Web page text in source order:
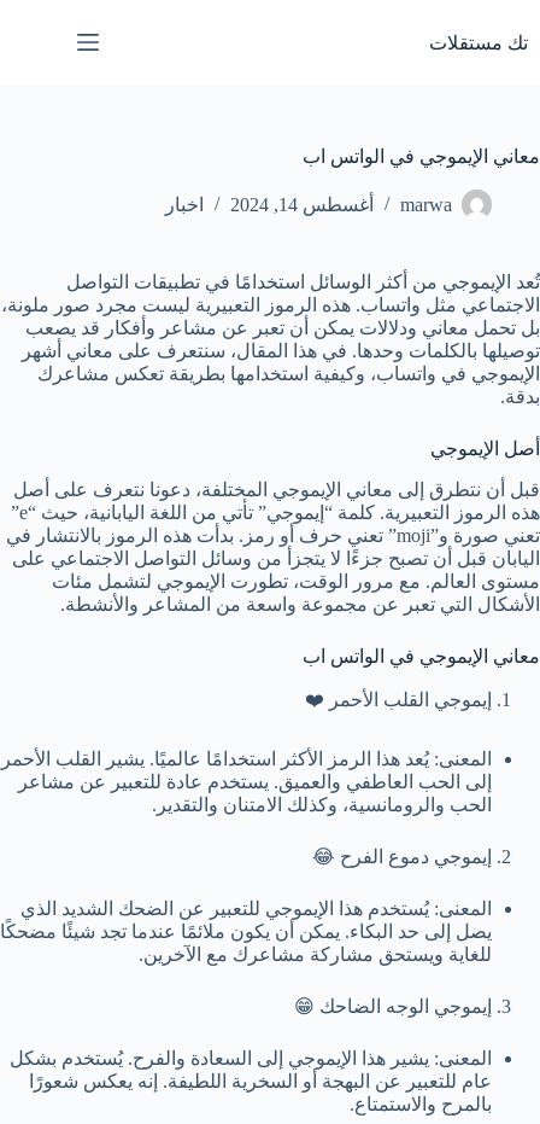
إلى
المحتوى
تك مستقلات
معاني الإيموجي في الواتس اب
marwa أغسطس 14, 2024 اخبار
تُعد الإيموجي من أكثر الوسائل استخدامًا في تطبيقات التواصل
الاجتماعي مثل واتساب. هذه الرموز التعبيرية ليست مجرد صور ملونة،
بل تحمل معاني ودلالات يمكن أن تعبر عن مشاعر وأفكار قد يصعب
توصيلها بالكلمات وحدها. في هذا المقال، سنتعرف على معاني أشهر
الإيموجي في واتساب، وكيفية استخدامها بطريقة تعكس مشاعرك
بدقة.
أصل الإيموجي
قبل أن نتطرق إلى معاني الإيموجي المختلفة، دعونا نتعرف على أصل
هذه الرموز التعبيرية. كلمة “إيموجي” تأتي من اللغة اليابانية، حيث “e”
تعني صورة و”moji” تعني حرف أو رمز. بدأت هذه الرموز بالانتشار في
اليابان قبل أن تصبح جزءًا لا يتجزأ من وسائل التواصل الاجتماعي على
مستوى العالم. مع مرور الوقت، تطورت الإيموجي لتشمل مئات
الأشكال التي تعبر عن مجموعة واسعة من المشاعر والأنشطة.
معاني الإيموجي في الواتس اب
إيموجي القلب الأحمر ❤️
المعنى: يُعد هذا الرمز الأكثر استخدامًا عالميًا. يشير القلب الأحمر
إلى الحب العاطفي والعميق. يستخدم عادة للتعبير عن مشاعر
الحب والرومانسية، وكذلك الامتنان والتقدير.
إيموجي دموع الفرح 😂
المعنى: يُستخدم هذا الإيموجي للتعبير عن الضحك الشديد الذي
يصل إلى حد البكاء. يمكن أن يكون ملائمًا عندما تجد شيئًا مضحكًا
للغاية ويستحق مشاركة مشاعرك مع الآخرين.
إيموجي الوجه الضاحك 😁
المعنى: يشير هذا الإيموجي إلى السعادة والفرح. يُستخدم بشكل
عام للتعبير عن البهجة أو السخرية اللطيفة. إنه يعكس شعورًا
بالمرح والاستمتاع.